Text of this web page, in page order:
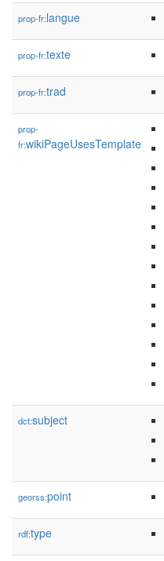
prop-fr:langue
prop-fr:texte
prop-fr:trad
prop-
fr:wikiPageUsesTemplate
dct:subject
georss:point
rdf:type